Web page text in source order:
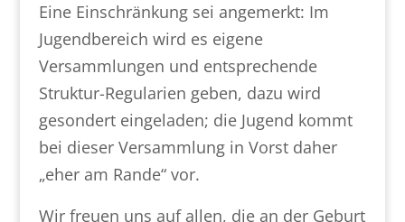
Eine Einschränkung sei angemerkt: Im
Jugendbereich wird es eigene
Versammlungen und entsprechende
Struktur-Regularien geben, dazu wird
gesondert eingeladen; die Jugend kommt
bei dieser Versammlung in Vorst daher
„eher am Rande“ vor.
Wir freuen uns auf allen, die an der Geburt